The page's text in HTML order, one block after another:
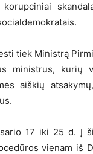
tiek Ministrą
ministrus,
aiškių
17 iki 25 d. Į
vienam iš